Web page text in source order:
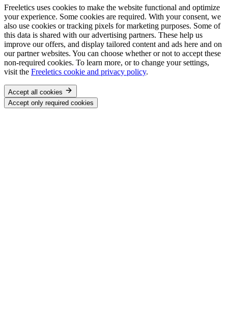
Freeletics uses cookies to make the website functional and optimize
your experience. Some cookies are required. With your consent, we
also use cookies or tracking pixels for marketing purposes. Some of
this data is shared with our advertising partners. These help us
improve our offers, and display tailored content and ads here and on
our partner websites. You can choose whether or not to accept these
non-required cookies. To learn more, or to change your settings,
visit the Freeletics cookie and privacy policy.
Accept all cookies
Accept only required cookies